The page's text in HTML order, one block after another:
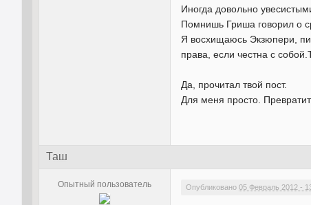
Иногда довольно
Помнишь Гриша говорил о
Я восхищаюсь Экзюпери,
права, если честна с
Да, прочитал твой пост.
Для меня просто.
Таш
Опытный пользователь Опубликовано05 Февраль 2012 -